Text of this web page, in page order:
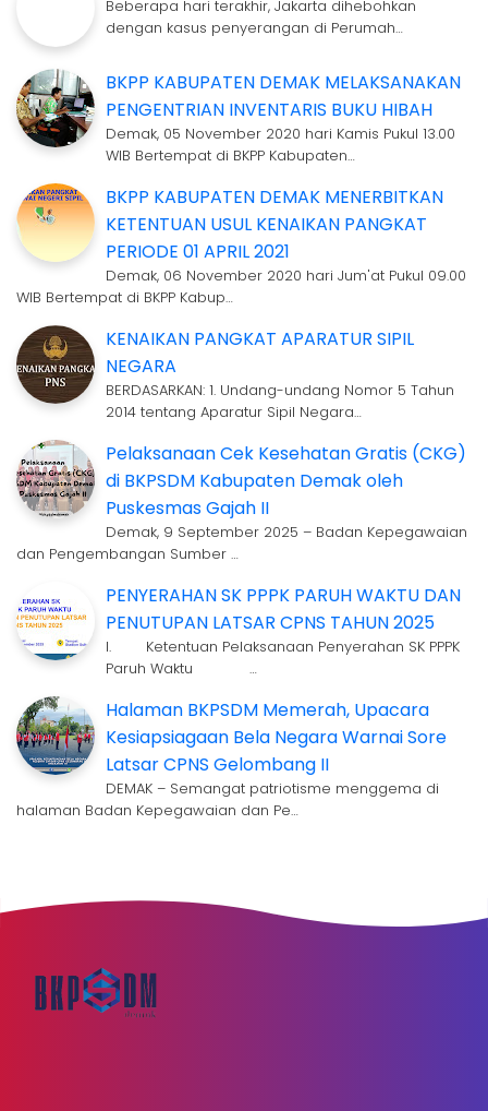
Beberapa hari terakhir, Jakarta dihebohkan
dengan kasus penyerangan di Perumah…
BKPP KABUPATEN DEMAK MELAKSANAKAN
PENGENTRIAN INVENTARIS BUKU HIBAH
Demak, 05 November 2020 hari Kamis Pukul 13.00
WIB Bertempat di BKPP Kabupaten…
BKPP KABUPATEN DEMAK MENERBITKAN
KETENTUAN USUL KENAIKAN PANGKAT
PERIODE 01 APRIL 2021
Demak, 06 November 2020 hari Jum'at Pukul 09.00
WIB Bertempat di BKPP Kabup…
KENAIKAN PANGKAT APARATUR SIPIL
NEGARA
BERDASARKAN: 1. Undang-undang Nomor 5 Tahun
2014 tentang Aparatur Sipil Negara…
Pelaksanaan Cek Kesehatan Gratis (CKG)
di BKPSDM Kabupaten Demak oleh
Puskesmas Gajah II
Demak, 9 September 2025 – Badan Kepegawaian
dan Pengembangan Sumber …
PENYERAHAN SK PPPK PARUH WAKTU DAN
PENUTUPAN LATSAR CPNS TAHUN 2025
I. Ketentuan Pelaksanaan Penyerahan SK PPPK
Paruh Waktu …
Halaman BKPSDM Memerah, Upacara
Kesiapsiagaan Bela Negara Warnai Sore
Latsar CPNS Gelombang II
DEMAK – Semangat patriotisme menggema di
halaman Badan Kepegawaian dan Pe…